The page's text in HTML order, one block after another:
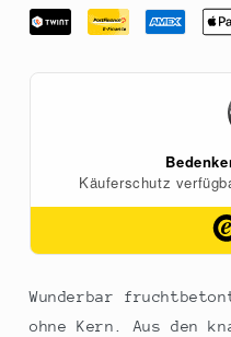
ohne
Kern,
ohne
Kern,
kg
Wunderbar
ohne Kern. Aus den